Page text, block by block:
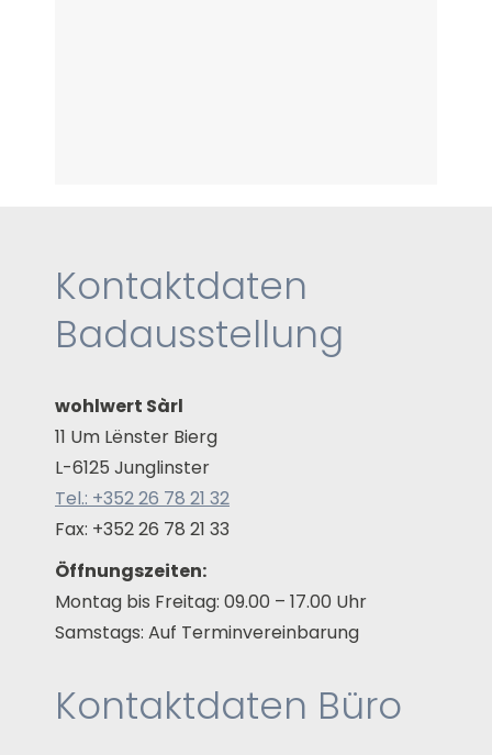
Kontaktdaten
Badausstellung
wohlwert Sàrl
11 Um Lënster Bierg
L-6125 Junglinster
Tel.: +352 26 78 21 32
Fax: +352 26 78 21 33
Öffnungszeiten:
Montag bis Freitag: 09.00 – 17.00 Uhr
Samstags: Auf Terminvereinbarung
Kontaktdaten Büro